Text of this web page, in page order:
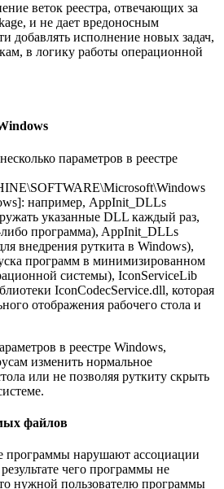
веток реестра, отвечающих за
и не дает вредоносным
добавлять исполнение новых задач,
в логику работы операционной
параметров в реестре
например, AppInit_DLLs
указанные DLL каждый раз,
либо программа), AppInit_DLLs
внедрения руткита в Windows),
программ в минимизированном
системы), IconServiceLib
IconCodecService.dll, которая
отображения рабочего стола и
в реестре Windows,
изменить нормальное
или не позволяя руткиту скрыть
файлов
программы нарушают ассоциации
чего программы не
нужной пользователю программы